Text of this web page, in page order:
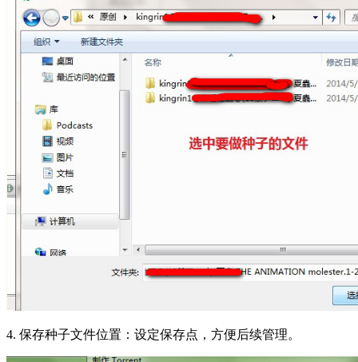
4. 保存种子文件位置：设定保存点，方便后续管理。